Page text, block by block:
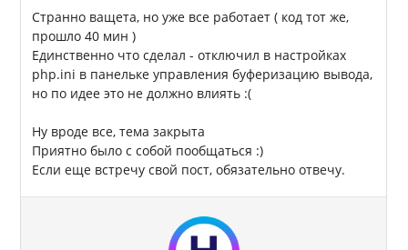
Странно ващета, но уже все работает ( код тот же,
прошло 40 мин )
Единственно что сделал - отключил в настройках
php.ini в панельке управления буферизацию вывода,
но по идее это не должно влиять :(
Ну вроде все, тема закрыта
Приятно было с собой пообщаться :)
Если еще встречу свой пост, обязательно отвечу.